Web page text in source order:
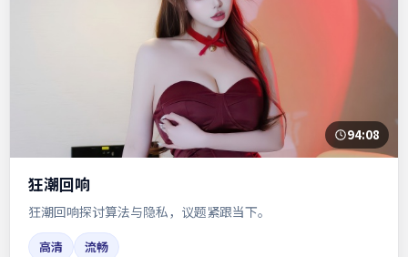
94:08
狂潮回响
狂潮回响探讨算法与隐私，议题紧跟当下。
高清
流畅